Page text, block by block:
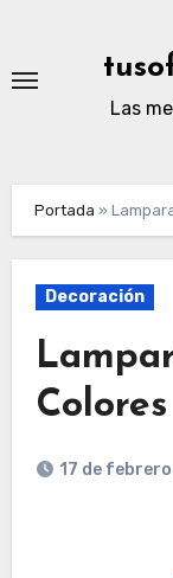
contenido
Las
Portada »
Decoración
17 de febrero